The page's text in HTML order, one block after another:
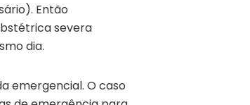
Então
severa
dia.
emergencial. O caso